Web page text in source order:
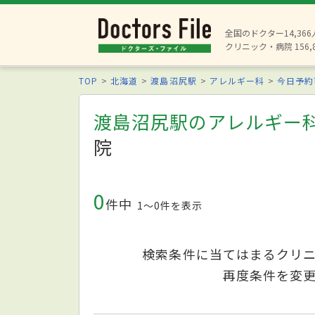
全国のドクター14,366
クリニック・病院
TOP 北海道 渡島沼尻駅 アレルギー科 今日予
渡島沼尻駅のアレルギー
院
0件中 1〜0件を表示
検索条件に当てはまるクリ
再度条件を変